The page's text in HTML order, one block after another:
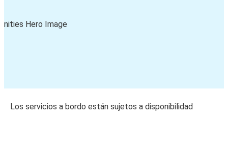
Los servicios a bordo están sujetos a disponibilidad